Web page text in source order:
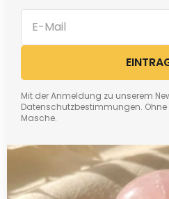
Mit der Anmeldung zu unserem
Datenschutzbestimmungen.
Masche.